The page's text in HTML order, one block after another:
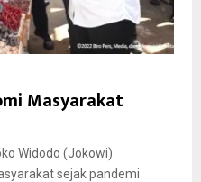
Masyarakat
Widodo (Jokowi)
sejak pandemi